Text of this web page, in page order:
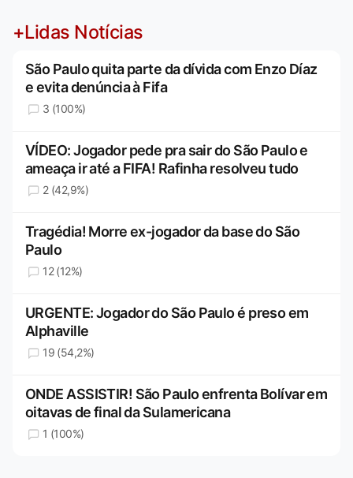
+Lidas Notícias
São Paulo quita parte da dívida com Enzo Díaz
e evita denúncia à Fifa
3 (100%)
VÍDEO: Jogador pede pra sair do São Paulo e
ameaça ir até a FIFA! Rafinha resolveu tudo
2 (42,9%)
Tragédia! Morre ex-jogador da base do São
Paulo
12 (12%)
URGENTE: Jogador do São Paulo é preso em
Alphaville
19 (54,2%)
ONDE ASSISTIR! São Paulo enfrenta Bolívar em
oitavas de final da Sulamericana
1 (100%)